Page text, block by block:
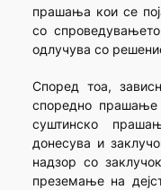
прашања кои се
со
одлучува со
Според тоа,
споредно прашање
суштинско
донесува и
надзор со
преземање на